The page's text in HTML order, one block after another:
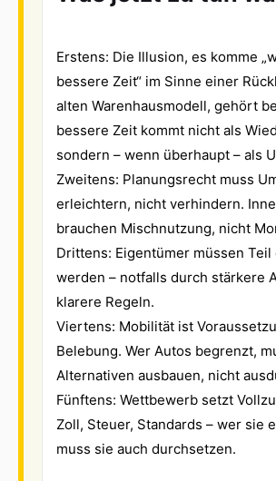
Erstens: Die Illusion, es komme
bessere Zeit“ im Sinne einer
alten Warenhausmodell, gehört
bessere Zeit kommt nicht als
sondern – wenn überhaupt – als
Zweitens: Planungsrecht muss
erleichtern, nicht verhindern.
brauchen Mischnutzung, nicht
Drittens: Eigentümer müssen Teil
werden – notfalls durch stärkere
klarere Regeln.
Viertens: Mobilität ist
Belebung. Wer Autos begrenzt,
Alternativen ausbauen, nicht
Fünftens: Wettbewerb setzt
Zoll, Steuer, Standards – wer sie
muss sie auch durchsetzen.